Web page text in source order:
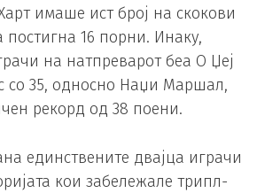
имаше ист број на скокови
постигна 16 порни. Инаку,
на натпреварот беа О Џеј
со 35, односно Наџи Маршал,
рекорд од 38 поени.
единствените двајца играчи
кои забележале трипл-